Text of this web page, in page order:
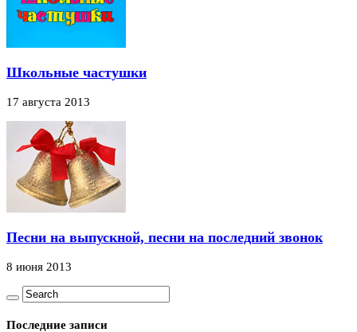
Школьные частушки
17 августа 2013
Песни на выпускной, песни на последний звонок
8 июня 2013
Последние записи